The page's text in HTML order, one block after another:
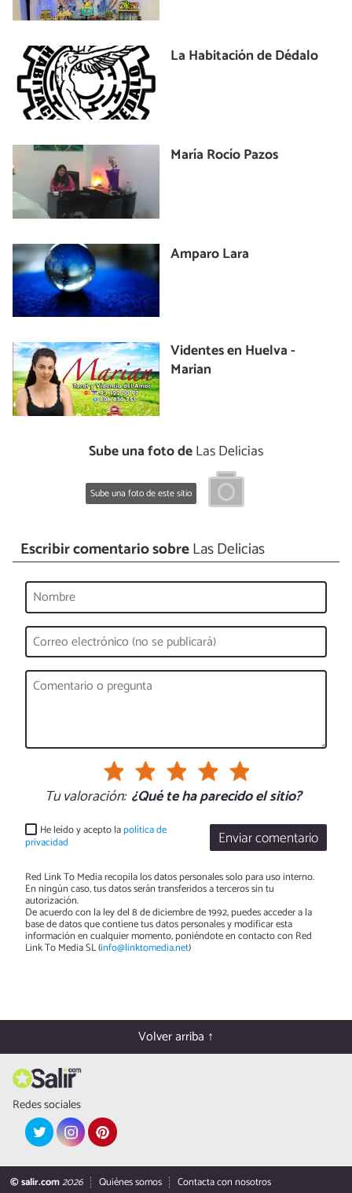
La Habitación de Dédalo
María Rocío Pazos
Amparo Lara
Videntes en Huelva -
Marian
Sube una foto deLas Delicias
Sube una foto de este sitio
Escribir comentario sobreLas Delicias
Tu valoración: ¿Qué te ha parecido el sitio?
Enviar comentario
He leído y acepto lapolítica de
privacidad
Red Link To Media recopila los datos personales solo para uso interno.
En ningún caso, tus datos serán transferidos a terceros sin tu
autorización.
De acuerdo con la ley del 8 de diciembre de 1992, puedes acceder a la
base de datos que contiene tus datos personales y modificar esta
información en cualquier momento, poniéndote en contacto con Red
Link To Media SL (info@linktomedia.net)
Volver arriba ↑
Redes sociales
© salir.com2026 Quiénes somos Contacta con nosotros